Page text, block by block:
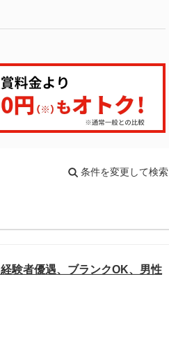
条件を変更して検索
験者優遇、ブランクOK、男性